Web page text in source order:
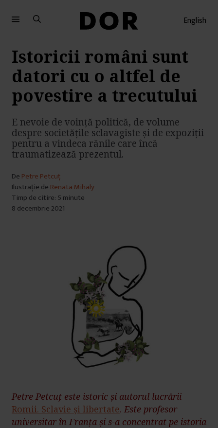
English
Istoricii români sunt
datori cu o altfel de
povestire a trecutului
E nevoie de voință politică, de volume
despre societățile sclavagiste și de expoziții
pentru a vindeca rănile care încă
traumatizează prezentul.
De Petre Petcuț
Ilustrație de Renata Mihaly
Timp de citire: 5 minute
8 decembrie 2021
Petre Petcuț este istoric și autorul lucrării
Romii. Sclavie și libertate. Este profesor
universitar în Franța și s-a concentrat pe istoria